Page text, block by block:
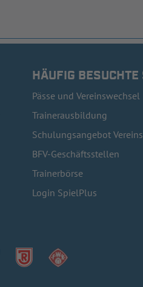
HÄUFIG BESUCHTE
Pässe und Vereinswechsel
Trainerausbildung
Schulungsangebot
BFV-Geschäftsstellen
Trainerbörse
Login SpielPlus